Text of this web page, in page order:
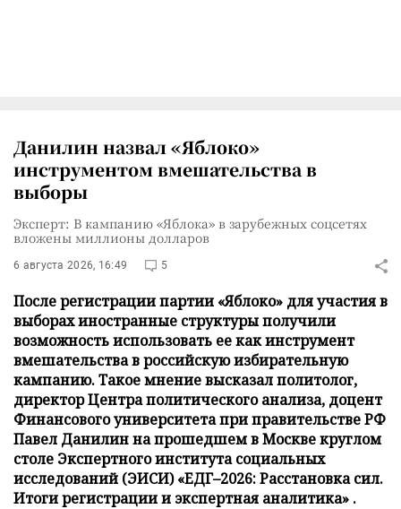
Данилин назвал «Яблоко»
инструментом вмешательства в
выборы
Эксперт: В кампанию «Яблока» в зарубежных соцсетях
вложены миллионы долларов
6 августа 2026, 16:49 5
После регистрации партии «Яблоко» для участия в
выборах иностранные структуры получили
возможность использовать ее как инструмент
вмешательства в российскую избирательную
кампанию. Такое мнение высказал политолог,
директор Центра политического анализа, доцент
Финансового университета при правительстве РФ
Павел Данилин на прошедшем в Москве круглом
столе Экспертного института социальных
исследований (ЭИСИ) «ЕДГ–2026: Расстановка сил.
Итоги регистрации и экспертная аналитика» .